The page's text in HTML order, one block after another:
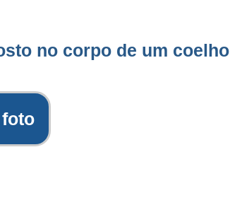
no corpo de um coelho